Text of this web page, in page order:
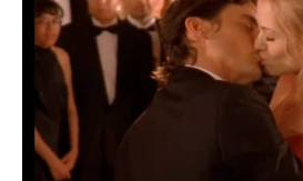
Aussichtstürme
Kletterparks
Tier- und Zooparks
Fremdenverkehrsamt und